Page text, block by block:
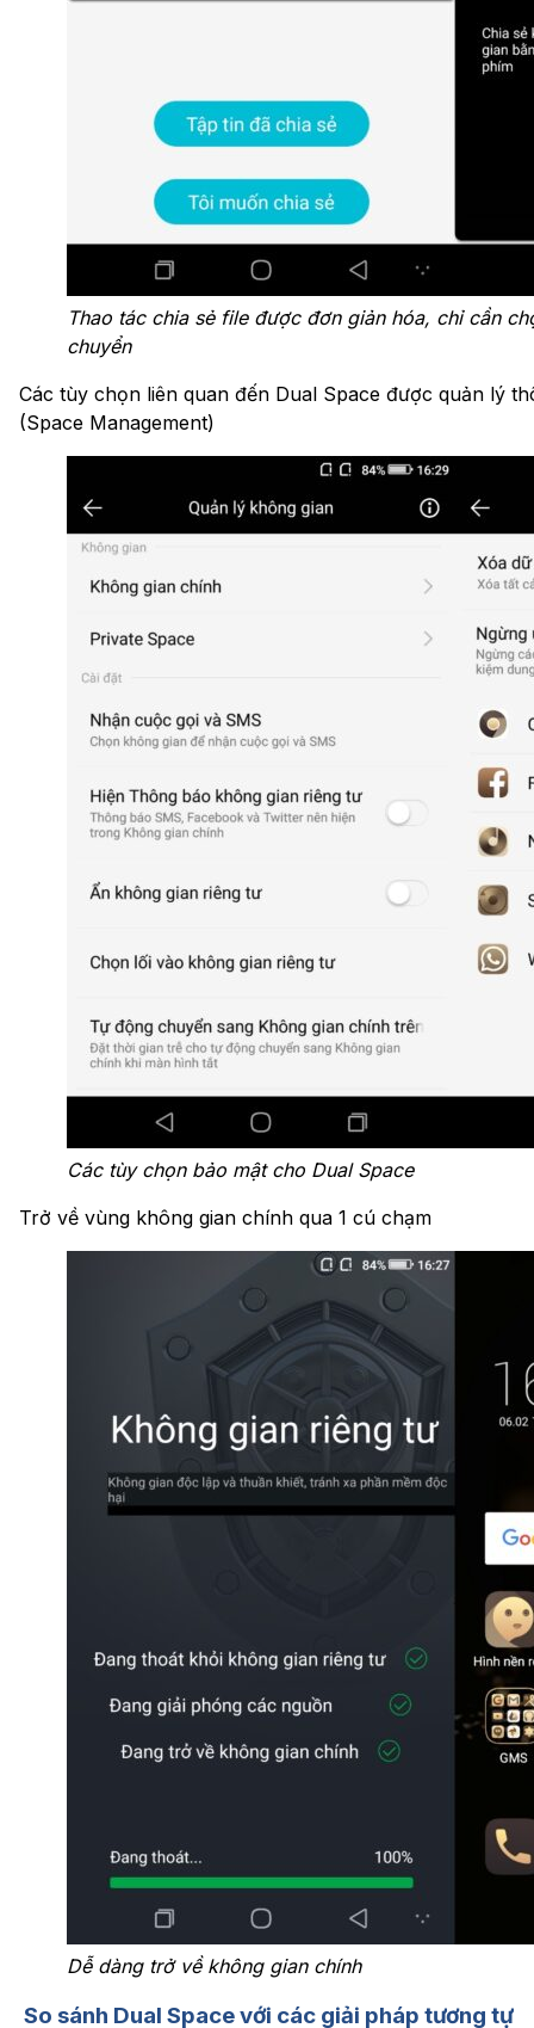
Thao tác chia sẻ file được đơn giản hóa, chỉ cần
chuyển
Các tùy chọn liên quan đến Dual Space được quản lý
(Space Management)
Các tùy chọn bảo mật cho Dual Space
Trở về vùng không gian chính qua 1 cú chạm
Dễ dàng trở về không gian chính
So sánh Dual Space với các giải pháp tương tự